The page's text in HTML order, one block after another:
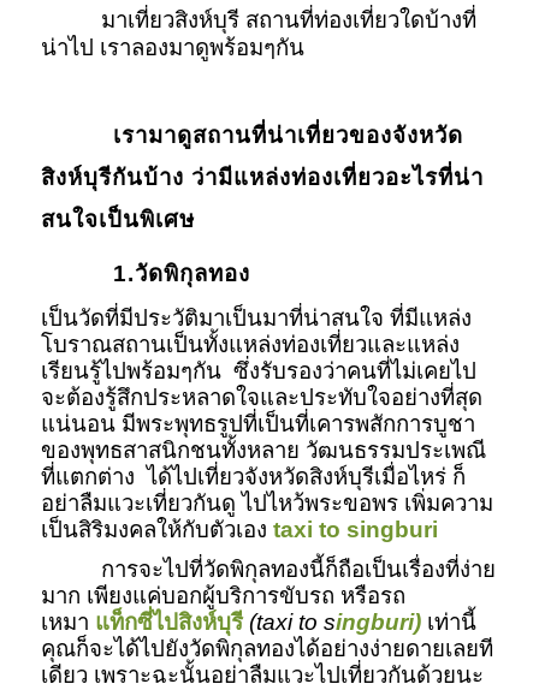
มาเที่ยวสิงห์บุรี สถานที่ท่องเที่ยวใดบ้างที่
น่าไป เราลองมาดูพร้อมๆกัน
เรามาดูสถานที่น่าเที่ยวของจังหวัด
สิงห์บุรีกันบ้าง ว่ามีแหล่งท่องเที่ยวอะไรที่น่า
สนใจเป็นพิเศษ
1.วัดพิกุลทอง
เป็นวัดที่มีประวัติมาเป็นมาที่น่าสนใจ ที่มีแหล่ง
โบราณสถานเป็นทั้งแหล่งท่องเที่ยวและแหล่ง
เรียนรู้ไปพร้อมๆกัน ซึ่งรับรองว่าคนที่ไม่เคยไป
จะต้องรู้สึกประหลาดใจและประทับใจอย่างที่สุด
แน่นอน มีพระพุทธรูปที่เป็นที่เคารพสักการบูชา
ของพุทธสาสนิกชนทั้งหลาย วัฒนธรรมประเพณี
ที่แตกต่าง ได้ไปเที่ยวจังหวัดสิงห์บุรีเมื่อไหร่ ก็
อย่าลืมแวะเที่ยวกันดู ไปไหว้พระขอพร เพิ่มความ
เป็นสิริมงคลให้กับตัวเอง taxi to singburi
การจะไปที่วัดพิกุลทองนี้ก็ถือเป็นเรื่องที่ง่าย
มาก เพียงแค่บอกผู้บริการขับรถ หรือรถ
เหมา แท็กซี่ไปสิงห์บุรี(taxi to singburi)เท่านี้
คุณก็จะได้ไปยังวัดพิกุลทองได้อย่างง่ายดายเลยที
เดียว เพราะฉะนั้นอย่าลืมแวะไปเที่ยวกันด้วยนะ